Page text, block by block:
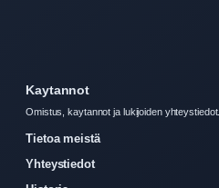
Kaytannot
Omistus, kaytannot ja lukijoiden yhteystiedot.
Tietoa meistä
Yhteystiedot